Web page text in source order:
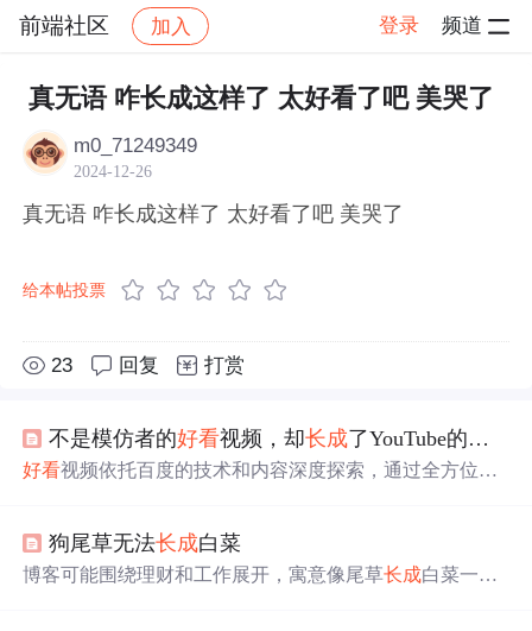
前端社区 加入 登录 频道
社区 前端社区 感慨 帖子详情
真无语 咋长成这样了 太好看了吧 美哭了
m0_71249349
2024-12-26
真无语 咋长成这样了 太好看了吧 美哭了
给本帖投票
23 回复 打赏
不是模仿者的好看视频，却长成了YouTube的模样
好看视频依托百度的技术和内容深度探索，通过全方位扶
亿，与主流传统视频平台初具较量实力。与爱优腾等平台
相比，好看视频在流量运营、技术基因、内容挖掘和商业
狗尾草无法长成白菜
博客可能围绕理财和工作展开，寓意像尾草长成白菜一